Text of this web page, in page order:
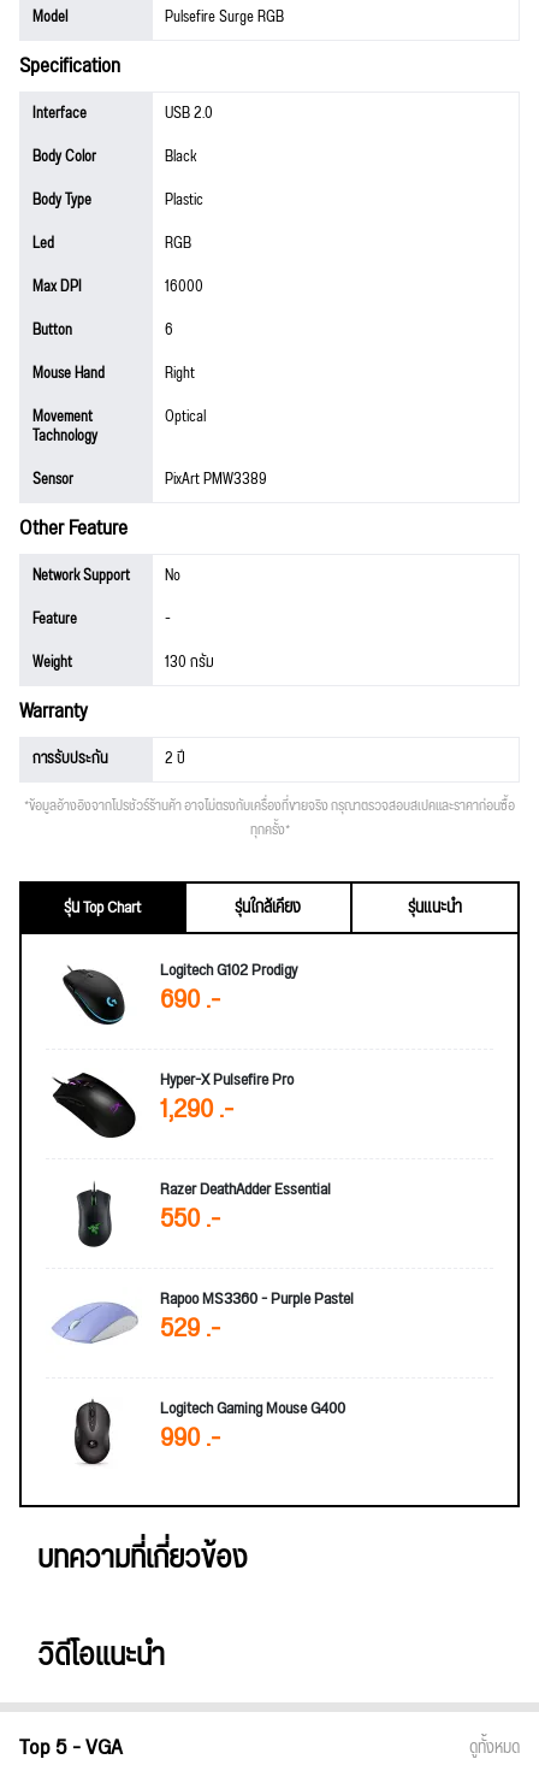
Model
Pulsefire Surge RGB
Specification
Interface
USB 2.0
Body Color
Black
Body Type
Plastic
Led
RGB
Max DPI
16000
Button
6
Mouse Hand
Right
Movement
Tachnology
Optical
Sensor PixArt PMW3389
Other Feature
Network Support
No
Feature
-
Weight
130 กรัม
Warranty
การรับประกัน 2 ปี
*ข้อมูลอ้างอิงจากโปรชัวร์ร้านค้า อาจไม่ตรงกับเครื่องที่ขายจริง กรุณาตรวจสอบสเปคและราคาก่อนซื้อ
ทุกครั้ง*
รุ่น Top Chart รุ่นใกล้เคียง
รุ่นแนะนำ
Logitech G102 Prodigy
690 .-
Hyper-X Pulsefire Pro
1,290 .-
Razer DeathAdder Essential
550 .-
Rapoo MS3360 - Purple Pastel
529 .-
Logitech Gaming Mouse G400
990 .-
บทความที่เกี่ยวข้อง
วิดีโอแนะนำ
Top 5 - VGA ดูทั้งหมด